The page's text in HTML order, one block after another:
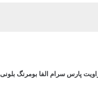
پارس سرام الفا بومرنگ بلونی